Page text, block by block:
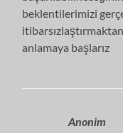
beklentilerimizi
anlamaya başlarız
Anonim